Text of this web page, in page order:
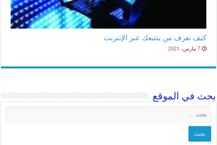
كيف تعرف من يتتبعك عبر الإنترنت
7 مارس، 2021
بحث في الموقع